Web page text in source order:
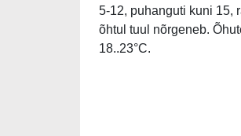
5-12, puhanguti kuni 15,
õhtul tuul nõrgeneb.
18..23°C.